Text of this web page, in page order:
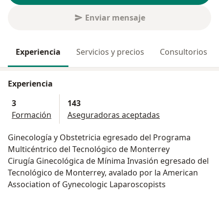
Enviar mensaje
Experiencia Servicios y precios Consultorios
Experiencia
3
Formación
143
Aseguradoras aceptadas
Ginecología y Obstetricia egresado del Programa
Multicéntrico del Tecnológico de Monterrey
Cirugía Ginecológica de Mínima Invasión egresado del
Tecnológico de Monterrey, avalado por la American
Association of Gynecologic Laparoscopists